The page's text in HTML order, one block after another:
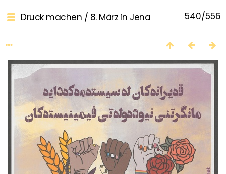
540/556
Druck machen / 8. März in Jena